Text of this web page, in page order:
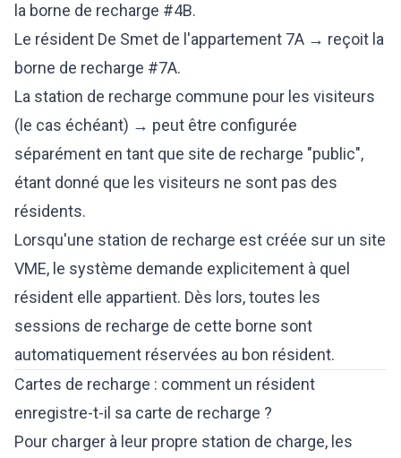
la borne de recharge #4B.
Le résident De Smet de l'appartement 7A → reçoit la
borne de recharge #7A.
La station de recharge commune pour les visiteurs
(le cas échéant) → peut être configurée
séparément en tant que site de recharge "public",
étant donné que les visiteurs ne sont pas des
résidents.
Lorsqu'une station de recharge est créée sur un site
VME, le système demande explicitement à quel
résident elle appartient. Dès lors, toutes les
sessions de recharge de cette borne sont
automatiquement réservées au bon résident.
Cartes de recharge : comment un résident
enregistre-t-il sa carte de recharge ?
Pour charger à leur propre station de charge, les